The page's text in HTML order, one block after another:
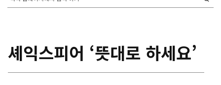
셰익스피어 ‘뜻대로 하세요’